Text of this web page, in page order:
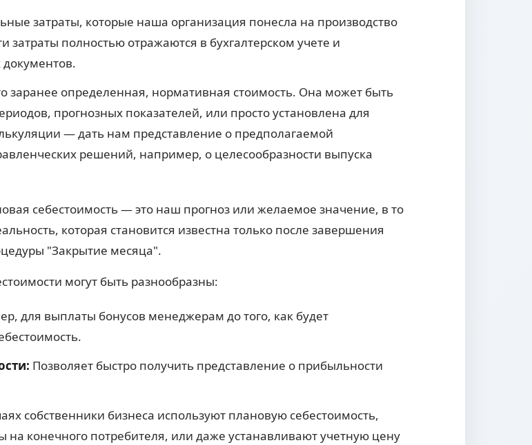
затраты, которые наша организация понесла на производство
полностью отражаются в бухгалтерском учете и
заранее определенная, нормативная стоимость. Она может быть
прогнозных показателей, или просто установлена для
— дать нам представление о предполагаемой
решений, например, о целесообразности выпуска
себестоимость — это наш прогноз или желаемое значение, в то
которая становится известна только после завершения
"Закрытие месяца".
могут быть разнообразны:
для выплаты бонусов менеджерам до того, как будет
Позволяет быстро получить представление о прибыльности
собственники бизнеса используют плановую себестоимость,
на конечного потребителя, или даже устанавливают учетную цену